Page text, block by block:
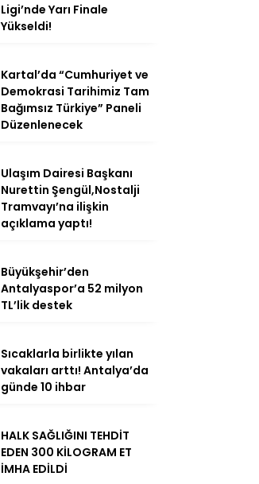
Ligi’nde Yarı Finale
Yükseldi!
Kartal’da “Cumhuriyet ve
Demokrasi Tarihimiz Tam
Bağımsız Türkiye” Paneli
Düzenlenecek
Ulaşım Dairesi Başkanı
Nurettin Şengül,Nostalji
Tramvayı’na ilişkin
açıklama yaptı!
Büyükşehir’den
Antalyaspor’a 52 milyon
TL’lik destek
Sıcaklarla birlikte yılan
vakaları arttı! Antalya’da
günde 10 ihbar
HALK SAĞLIĞINI TEHDİT
EDEN 300 KİLOGRAM ET
İMHA EDİLDİ